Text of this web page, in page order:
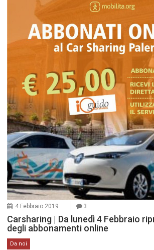
4 Febbraio 2019 3
Carsharing | Da lunedì 4 Febbraio
degli abbonamenti online
Da noi